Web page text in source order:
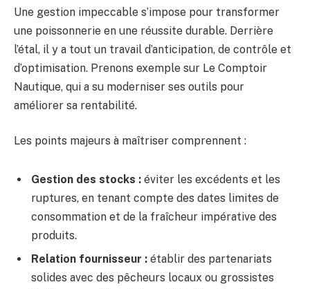
Une gestion impeccable s’impose pour transformer
une poissonnerie en une réussite durable. Derrière
l’étal, il y a tout un travail d’anticipation, de contrôle et
d’optimisation. Prenons exemple sur Le Comptoir
Nautique, qui a su moderniser ses outils pour
améliorer sa rentabilité.
Les points majeurs à maîtriser comprennent :
Gestion des stocks : éviter les excédents et les
ruptures, en tenant compte des dates limites de
consommation et de la fraîcheur impérative des
produits.
Relation fournisseur : établir des partenariats
solides avec des pêcheurs locaux ou grossistes